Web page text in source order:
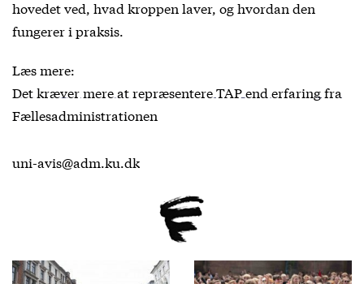
hovedet ved, hvad kroppen laver, og hvordan den
fungerer i praksis.
Læs mere:
Det kræver mere at repræsentere TAP end erfaring fra
Fællesadministrationen
uni-avis@adm.ku.dk